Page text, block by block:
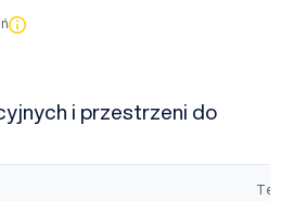
i przestrzeni do